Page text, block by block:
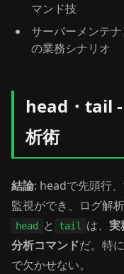
マンド技
サーバーメンテ
の業務シナリオ
head・tail
析術
結論: headで先頭行
監視ができ、ログ解
head と tail は、 実
分析コマンドだ。特
で欠かせない。